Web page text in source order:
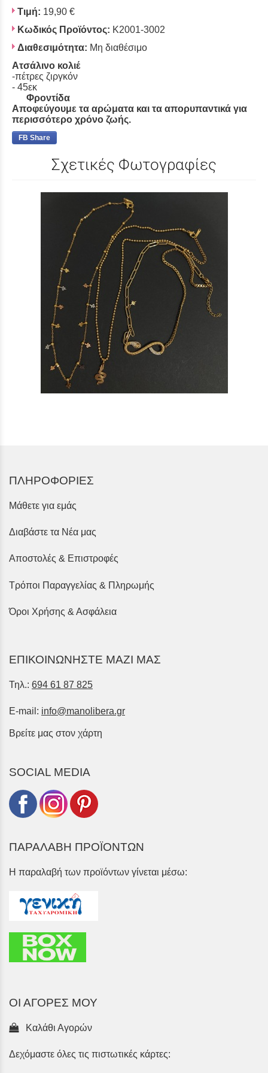
Τιμή: 19,90 €
Κωδικός Προϊόντος: Κ2001-3002
Διαθεσιμότητα: Μη διαθέσιμο
Ατσάλινο κολιέ
-πέτρες ζιργκόν
- 45εκ
Φροντίδα
Αποφεύγουμε τα αρώματα και τα απορυπαντικά για
περισσότερο χρόνο ζωής.
FB Share
Σχετικές Φωτογραφίες
ΠΛΗΡΟΦΟΡΙΕΣ
Μάθετε για εμάς
Διαβάστε τα Νέα μας
Αποστολές & Επιστροφές
Τρόποι Παραγγελίας & Πληρωμής
Όροι Χρήσης & Ασφάλεια
ΕΠΙΚΟΙΝΩΝΗΣΤΕ ΜΑΖΙ ΜΑΣ
Τηλ.: 694 61 87 825
E-mail: info@manolibera.gr
Βρείτε μας στον χάρτη
SOCIAL MEDIA
ΠΑΡΑΛΑΒΗ ΠΡΟΪΟΝΤΩΝ
Η παραλαβή των προϊόντων γίνεται μέσω:
ΟΙ ΑΓΟΡΕΣ ΜΟΥ
Καλάθι Αγορών
Δεχόμαστε όλες τις πιστωτικές κάρτες: